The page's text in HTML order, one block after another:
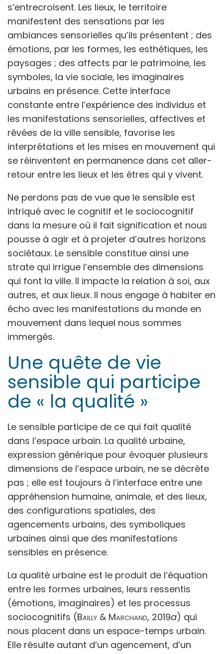
s’entrecroisent. Les lieux, le territoire
manifestent des sensations par les
ambiances sensorielles qu’ils présentent ; des
émotions, par les formes, les esthétiques, les
paysages ; des affects par le patrimoine, les
symboles, la vie sociale, les imaginaires
urbains en présence. Cette interface
constante entre l’expérience des individus et
les manifestations sensorielles, affectives et
rêvées de la ville sensible, favorise les
interprétations et les mises en mouvement qui
se réinventent en permanence dans cet aller-
retour entre les lieux et les êtres qui y vivent.
Ne perdons pas de vue que le sensible est
intriqué avec le cognitif et le sociocognitif
dans la mesure où il fait signification et nous
pousse à agir et à projeter d’autres horizons
sociétaux. Le sensible constitue ainsi une
strate qui irrigue l’ensemble des dimensions
qui font la ville. Il impacte la relation à soi, aux
autres, et aux lieux. Il nous engage à habiter en
écho avec les manifestations du monde en
mouvement dans lequel nous sommes
immergés.
Une quête de vie
sensible qui participe
de « la qualité »
Le sensible participe de ce qui fait qualité
dans l’espace urbain. La qualité urbaine,
expression générique pour évoquer plusieurs
dimensions de l’espace urbain, ne se décrète
pas ; elle est toujours à l’interface entre une
appréhension humaine, animale, et des lieux,
des configurations spatiales, des
agencements urbains, des symboliques
urbaines ainsi que des manifestations
sensibles en présence.
La qualité urbaine est le produit de l’équation
entre les formes urbaines, leurs ressentis
(émotions, imaginaires) et les processus
sociocognitifs (Bailly & Marchand, 2019a) qui
nous placent dans un espace-temps urbain.
Elle résulte autant d’un agencement, d’un